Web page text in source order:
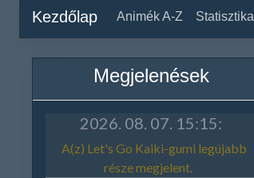
Kezdőlap Animék A-Z Statisztika
Megjelenések